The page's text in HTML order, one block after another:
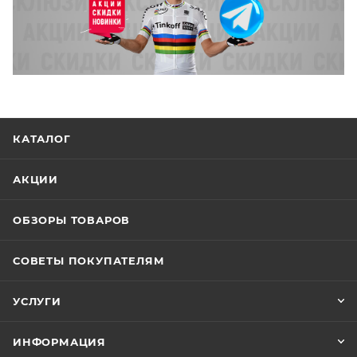
КАТАЛОГ
АКЦИИ
ОБЗОРЫ ТОВАРОВ
СОВЕТЫ ПОКУПАТЕЛЯМ
УСЛУГИ
ИНФОРМАЦИЯ